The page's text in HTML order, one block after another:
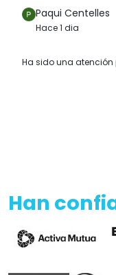
Paqui Centelles
Hace 1 dia
Ha sido una
Han